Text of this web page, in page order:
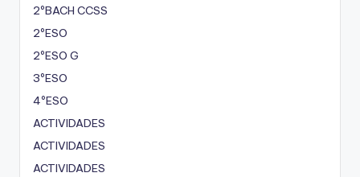
2ºBACH CCSS
2ºESO
2ºESO G
3ºESO
4ºESO
ACTIVIDADES
ACTIVIDADES
ACTIVIDADES